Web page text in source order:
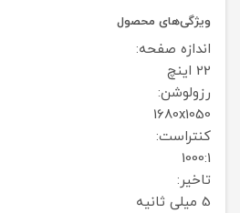
ویژگی‌های محصول
اندازه صفحه:
22 اینچ
رزولوشن:
1680x1050
کنتراست:
1000:1
تاخیر:
5 میلی ثانیه